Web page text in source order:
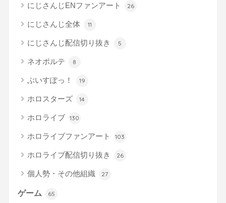
にじさんじENファンアート 26
にじさんじ全体 11
にじさんじ配信切り抜き 5
ネオポルテ 8
ぶいすぽっ！ 19
ホロスターズ 14
ホロライブ 130
ホロライブファンアート 103
ホロライブ配信切り抜き 26
個人勢・その他組織 27
ゲーム 65